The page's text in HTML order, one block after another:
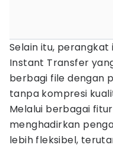
Selain itu, perangkat
Instant Transfer
berbagi file dengan
tanpa kompresi
Melalui berbagai
menghadirkan
lebih fleksibel,